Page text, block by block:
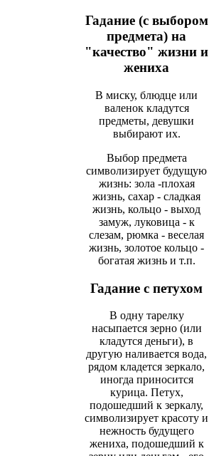
Гадание (с выбором
предмета) на
"качество" жизни и
жениха
В миску, блюдце или
валенок кладутся
предметы, девушки
выбирают их.
Выбор предмета
символизирует будущую
жизнь: зола -плохая
жизнь, сахар - сладкая
жизнь, кольцо - выход
замуж, луковица - к
слезам, рюмка - веселая
жизнь, золотое кольцо -
богатая жизнь и т.п.
Гадание с петухом
В одну тарелку
насыпается зерно (или
кладутся деньги), в
другую наливается вода,
рядом кладется зеркало,
иногда приносится
курица. Петух,
подошедший к зеркалу,
символизирует красоту и
нежность будущего
жениха, подошедший к